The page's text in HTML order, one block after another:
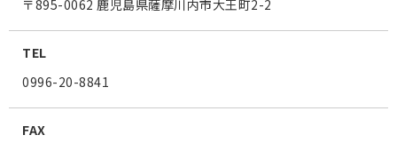
〒895-0062 鹿児島県薩摩川内市大王町2-2
TEL
0996-20-8841
FAX